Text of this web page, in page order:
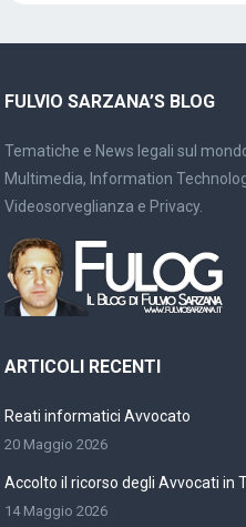
FULVIO SARZANA’S BLOG
Tematiche e News legali sul
Multimedia, Information
Videosorveglianza e Privacy.
ARTICOLI RECENTI
Reati informatici Avvocato
20 Maggio 2026
Accolto il ricorso degli Avvocati in
14 Maggio 2026